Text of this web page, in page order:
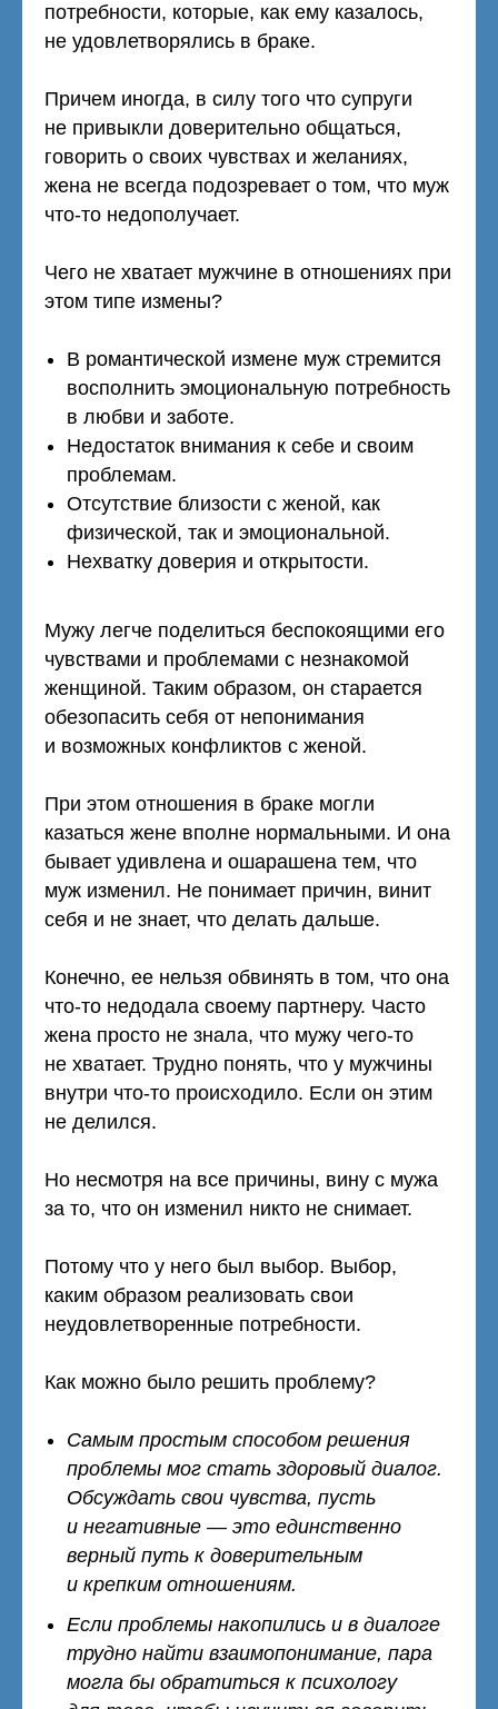
потребности, которые, как ему казалось,
не удовлетворялись в браке.
Причем иногда, в силу того что супруги
не привыкли доверительно общаться,
говорить о своих чувствах и желаниях,
жена не всегда подозревает о том, что муж
что-то недополучает.
Чего не хватает мужчине в отношениях при
этом типе измены?
В романтической измене муж стремится
восполнить эмоциональную потребность
в любви и заботе.
Недостаток внимания к себе и своим
проблемам.
Отсутствие близости с женой, как
физической, так и эмоциональной.
Нехватку доверия и открытости.
Мужу легче поделиться беспокоящими его
чувствами и проблемами с незнакомой
женщиной. Таким образом, он старается
обезопасить себя от непонимания
и возможных конфликтов с женой.
При этом отношения в браке могли
казаться жене вполне нормальными. И она
бывает удивлена и ошарашена тем, что
муж изменил. Не понимает причин, винит
себя и не знает, что делать дальше.
Конечно, ее нельзя обвинять в том, что она
что-то недодала своему партнеру. Часто
жена просто не знала, что мужу чего-то
не хватает. Трудно понять, что у мужчины
внутри что-то происходило. Если он этим
не делился.
Но несмотря на все причины, вину с мужа
за то, что он изменил никто не снимает.
Потому что у него был выбор. Выбор,
каким образом реализовать свои
неудовлетворенные потребности.
Как можно было решить проблему?
Самым простым способом решения
проблемы мог стать здоровый диалог.
Обсуждать свои чувства, пусть
и негативные — это единственно
верный путь к доверительным
и крепким отношениям.
Если проблемы накопились и в диалоге
трудно найти взаимопонимание, пара
могла бы обратиться к психологу